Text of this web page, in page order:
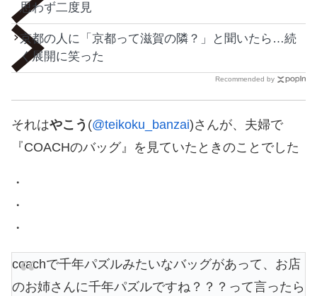
思わず二度見
京都の人に「京都って滋賀の隣？」と聞いたら…続
く展開に笑った
Recommended by
それはやこう (@teikoku_banzai)さんが、夫婦で
『COACHのバッグ』を見ていたときのことでした
・
・
・
coachで千年パズルみたいなバッグがあって、お店
のお姉さんに千年パズルですね？？？って言ったら